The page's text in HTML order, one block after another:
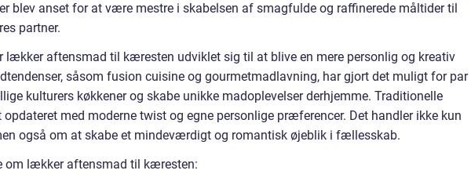
blev anset for at være mestre i skabelsen af smagfulde og raffinerede måltider til
partner.
lækker aftensmad til kæresten udviklet sig til at blive en mere personlig og kreativ
såsom fusion cuisine og gourmetmadlavning, har gjort det muligt for par
kulturers køkkener og skabe unikke madoplevelser derhjemme. Traditionelle
opdateret med moderne twist og egne personlige præferencer. Det handler ikke kun
også om at skabe et mindeværdigt og romantisk øjeblik i fællesskab.
om lækker aftensmad til kæresten: